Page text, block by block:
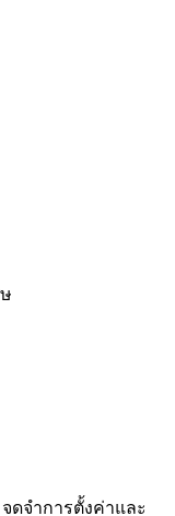
ดจำการตั้งค่าและ